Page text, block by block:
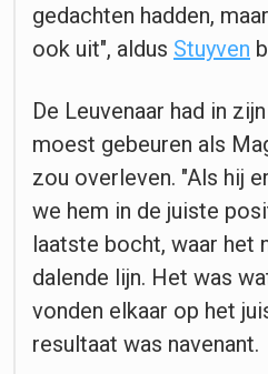
gedachten hadden,
ook uit", aldus Stuyven
De Leuvenaar had in
moest gebeuren als
zou overleven. "Als hij
we hem in de juiste
laatste bocht, waar het
dalende lijn. Het was
vonden elkaar op het
resultaat was navenant.